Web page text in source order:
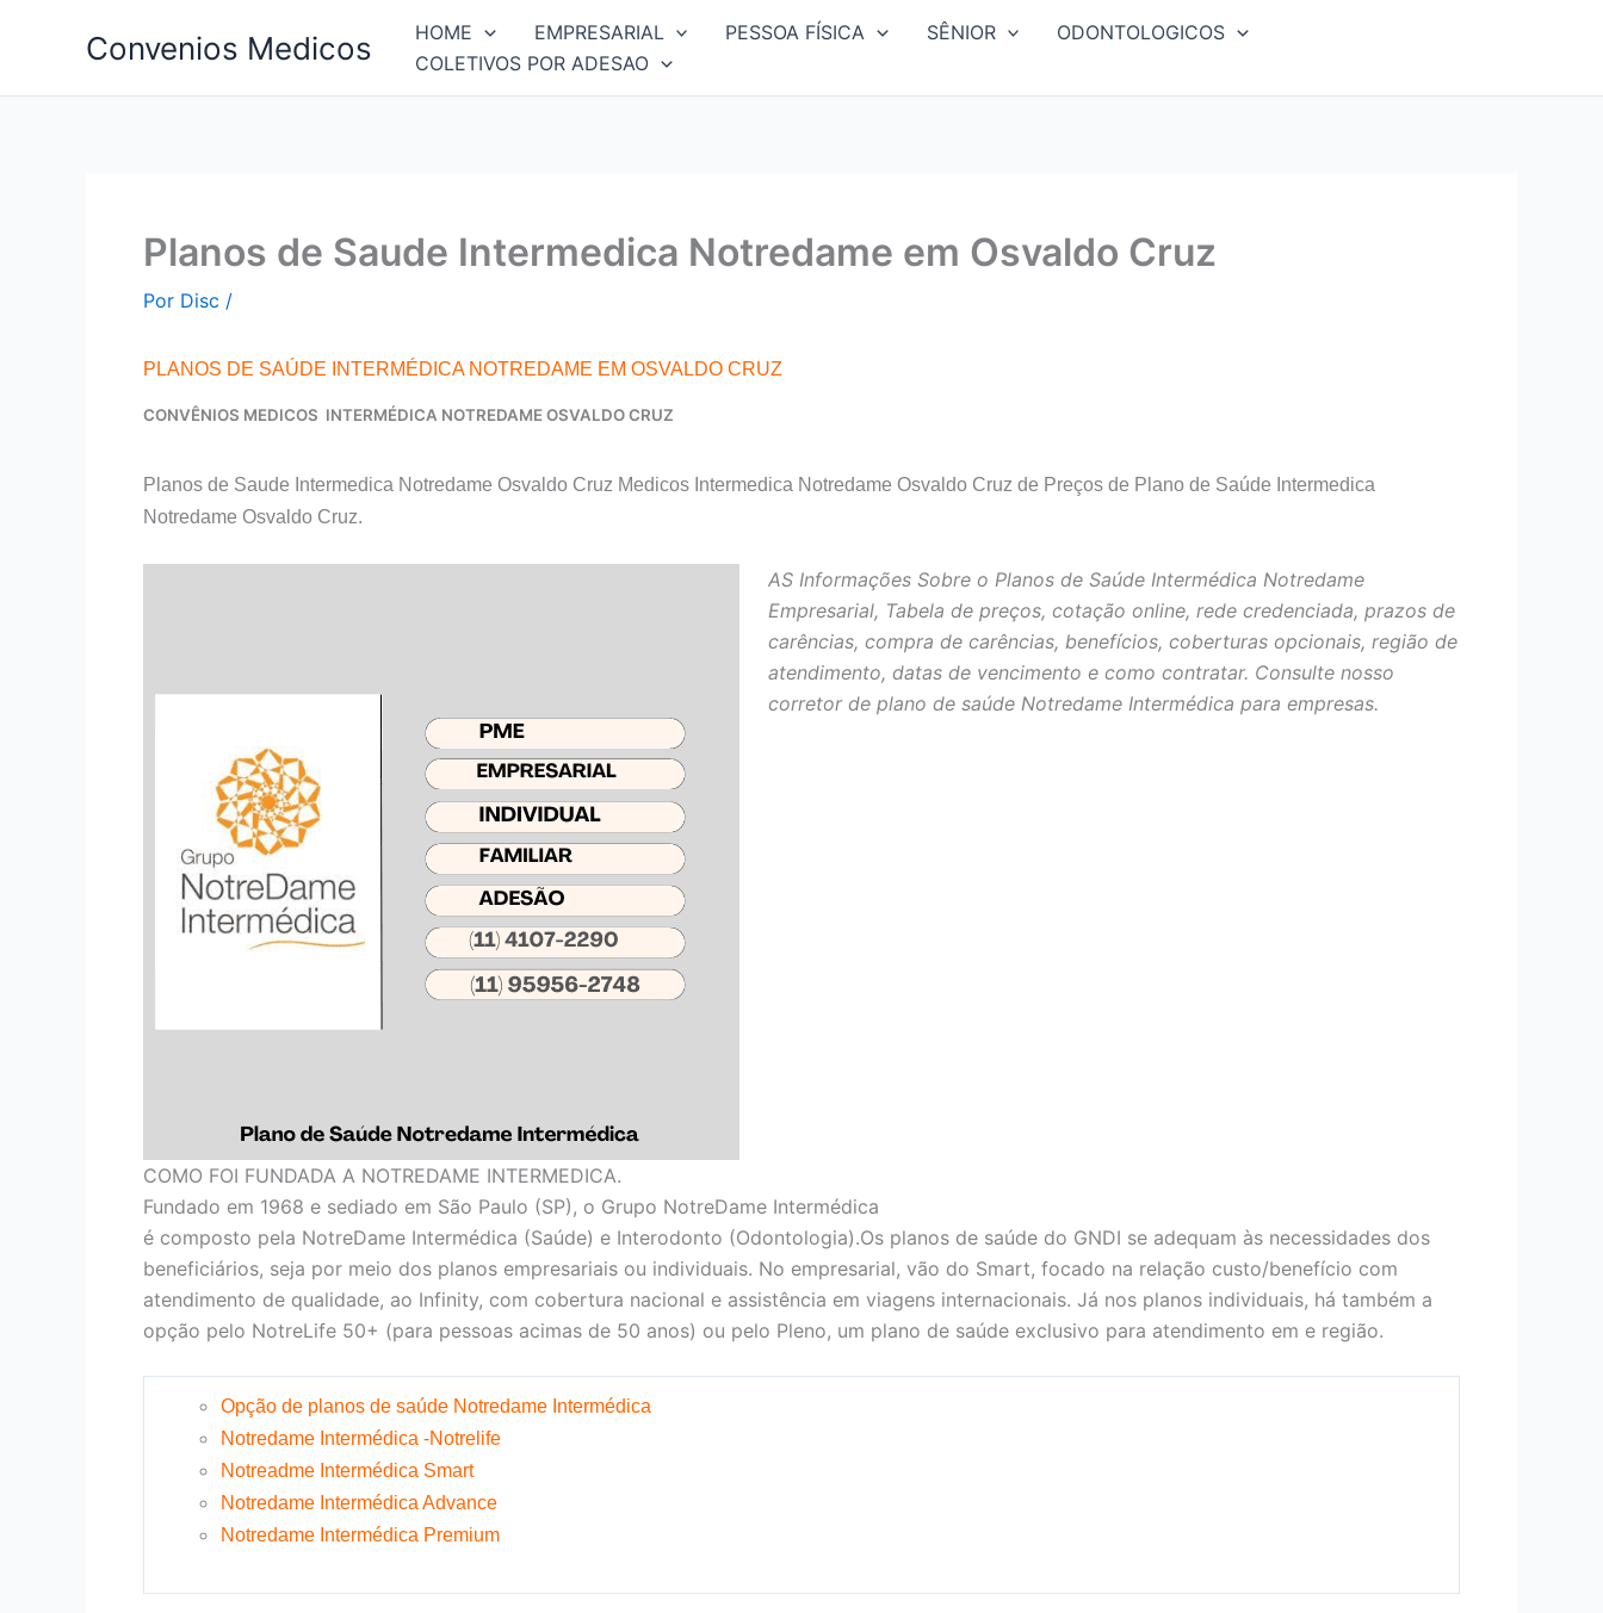
Convenios Medicos HOME EMPRESARIAL PESSOA FÍSICA SÊNIOR
ODONTOLOGICOS
COLETIVOS POR ADESAO
Planos de Saude Intermedica Notredame em Osvaldo Cruz
Por Disc /
PLANOS DE SAÚDE INTERMÉDICA NOTREDAME EM OSVALDO CRUZ
CONVÊNIOS MEDICOS INTERMÉDICA NOTREDAME OSVALDO CRUZ
Planos de Saude Intermedica Notredame Osvaldo Cruz Medicos Intermedica Notredame Osvaldo Cruz de Preços de Plano de Saúde Intermedica
Notredame Osvaldo Cruz.
AS Informações Sobre o Planos de Saúde Intermédica Notredame
Empresarial, Tabela de preços, cotação online, rede credenciada, prazos de
carências, compra de carências, benefícios, coberturas opcionais, região de
atendimento, datas de vencimento e como contratar. Consulte nosso
corretor de plano de saúde Notredame Intermédica para empresas.
COMO FOI FUNDADA A NOTREDAME INTERMEDICA.
Fundado em 1968 e sediado em São Paulo (SP), o Grupo NotreDame Intermédica
é composto pela NotreDame Intermédica (Saúde) e Interodonto (Odontologia).Os planos de saúde do GNDI se adequam às necessidades dos
beneficiários, seja por meio dos planos empresariais ou individuais. No empresarial, vão do Smart, focado na relação custo/benefício com
atendimento de qualidade, ao Infinity, com cobertura nacional e assistência em viagens internacionais. Já nos planos individuais, há também a
opção pelo NotreLife 50+ (para pessoas acimas de 50 anos) ou pelo Pleno, um plano de saúde exclusivo para atendimento em e região.
Opção de planos de saúde Notredame Intermédica
Notredame Intermédica -Notrelife
Notreadme Intermédica Smart
Notredame Intermédica Advance
Notredame Intermédica Premium